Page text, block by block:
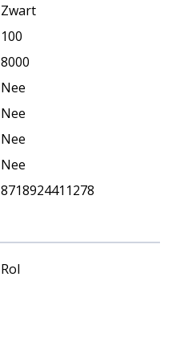
Zwart
100
8000
Nee
Nee
Nee
Nee
8718924411278
Rol